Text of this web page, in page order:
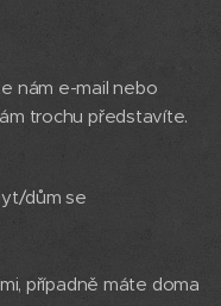
nám e-mail nebo
trochu představíte.
dům se
případně máte doma